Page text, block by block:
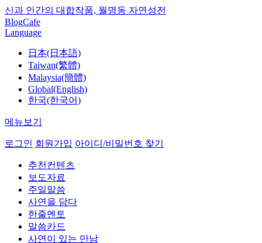
신과 인간의 대합작품, 월명동 자연성전
BlogCafe
Language
日本(日本語)
Taiwan(繁體)
Malaysia(簡體)
Global(English)
한국(한국어)
메뉴보기
로그인 회원가입 아이디/비밀번호 찾기
추천컨텐츠
보도자료
주일말씀
사연을 담다
한줄멘토
말씀카드
사연이 있는 만남